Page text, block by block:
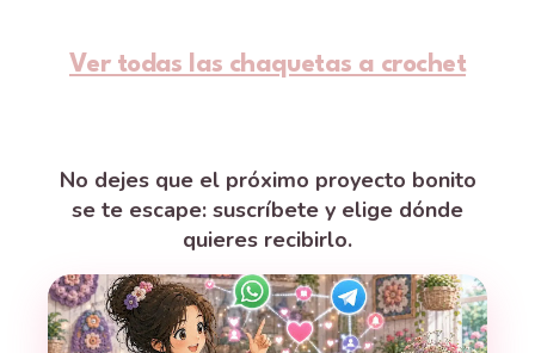
Ver todas las chaquetas a crochet
No dejes que el próximo proyecto bonito
se te escape: suscríbete y elige dónde
quieres recibirlo.